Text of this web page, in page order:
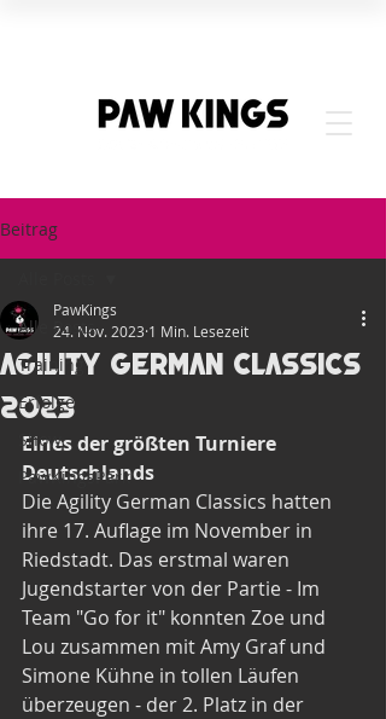
Beitrag
Alle Posts
Training
Erfolge
Show
PawKingsPark
Agility German Classics
2023
PawKings
24. Nov. 2023 1 Min. Lesezeit
Eines der größten Turniere
Deutschlands
Die Agility German Classics hatten
ihre 17. Auflage im November in
Riedstadt. Das erstmal waren
Jugendstarter von der Partie - Im
Team "Go for it" konnten Zoe und
Lou zusammen mit Amy Graf und
Simone Kühne in tollen Läufen
überzeugen - der 2. Platz in der